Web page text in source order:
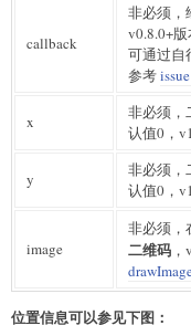
callback
非必须，
v0.8.0+
可通过自
参考
x
非必须，
认值0，
y
非必须，
认值0，
image
非必须，
二维码
位置信息可以参见下图：